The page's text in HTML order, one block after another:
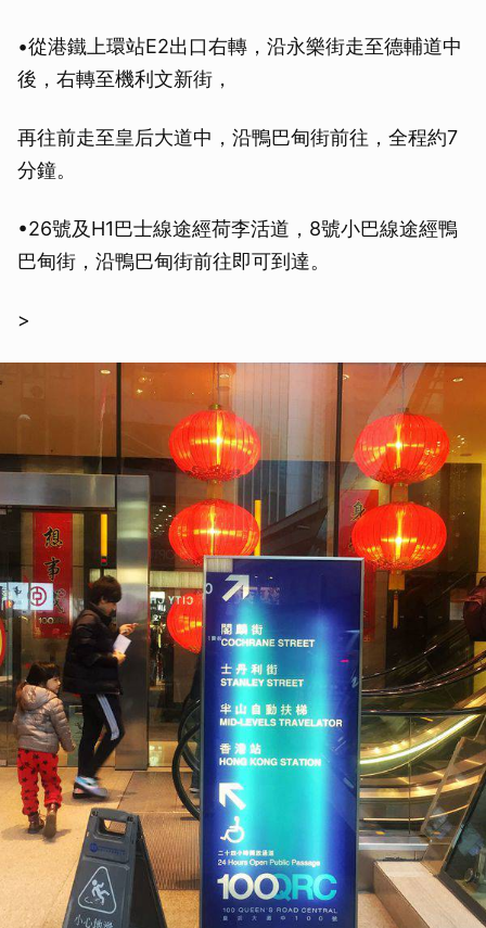
•從港鐵上環站E2出口右轉，沿永樂街走至德輔道中
後，右轉至機利文新街，
再往前走至皇后大道中，沿鴨巴甸街前往，全程約7
分鐘。
•26號及H1巴士線途經荷李活道，8號小巴線途經鴨
巴甸街，沿鴨巴甸街前往即可到達。
>